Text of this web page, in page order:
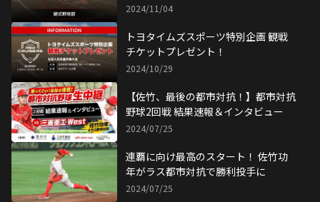
2024/11/04
トヨタイムズスポーツ特別企画 観戦
チケットプレゼント！
2024/10/29
【佐竹、最後の都市対抗！】都市対抗
野球2回戦 結果速報＆インタビュー
2024/07/25
連覇に向け最高のスタート！ 佐竹功
年がラス都市対抗で勝利投手に
2024/07/25